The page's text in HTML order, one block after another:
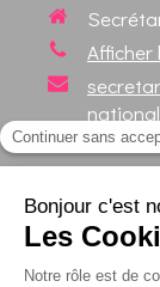
Afficher